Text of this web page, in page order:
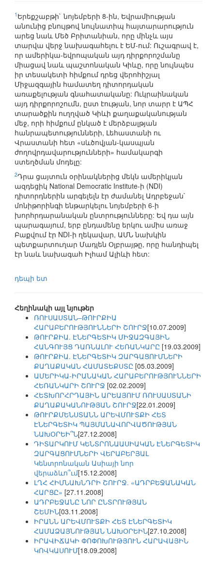
1 Երեքշաբթի` նոյեմբերի 8-ին, Եվրամիության
անունից բնույթով նույնատիպ հայտարարություն
արեց նաև Մեծ Բրիտանիան, որը մինչև այս
տարվա վերջ նախագահելու է ԵՄ-ում: Ուշագրավ է,
որ ամերիկա-եվրոպական այդ դիրքորոշմանը
միացավ նաև պաշտոնական Կիևը, որը նույնպես
իր տեսակետի հիմքում դրեց վերոհիշյալ
Միջազգային համատեղ դիտորդական
առաքելության գնահատականը: Ուկրաինական
այդ դիրքորոշումն, ըստ էության, նոր տարր է ԱՊՀ
տարածքին ուղղված Կիևի քաղաքականության
մեջ, որի հիմքում ընկած է մերձբալթյան
հանրապետությունների, Լեհաստանի ու
Վրաստանի հետ «սևծովյան-կասպյան
ժողովրդավարությունների» համակարգի
ստեղծման մոդելը:
2Դրա ցայտուն օրինակներից մեկն ամերիկյան
ազդեցիկ National Democratic Institute-ի (NDI)
դիտորդներին արգելելն էր ժամանել Ադրբեջան`
մոնիթորինգի ենթարկելու նոյեմբերի 6-ի
խորհրդարանական ընտրությունները: Եվ դա այն
պարագայում, երբ ընդամենը երկու ամիս առաջ
Բաքվում էր NDI-ի ղեկավար, ԱՄՆ նախկին
պետքարտուղար Մադլեն Օլբրայթը, որը հանդիպել
էր նաև նախագահ Իլհամ Ալիևի հետ:
դեպի ետ
Հեղինակի այլ նյութեր
ՌՈՒՍԱՍՏԱՆ–ԹՈՒՐՔԻԱ
ՀԱՐԱԲԵՐՈՒԹՅՈՒՆՆԵՐԻ ՇՈՒՐՋ[10.07.2009]
ԹՈՒՐՔԻԱ. ԷՆԵՐԳԵՏԻԿ ՄԻՋԱԶԳԱՅԻՆ
ՀԱՆԳՈՒՅՑ ԴԱՌՆԱԼՈՒ ՀԵՌԱՆԿԱՐԸ [19.03.2009]
ԹՈՒՐՔԻԱ. ԷՆԵՐԳԵՏԻԿ ԶԱՐԳԱՑՈՒՄՆԵՐԻ
ՔԱՂԱՔԱԿԱՆ ՀԱՄԱՏԵՔՍՏԸ [05.03.2009]
ԱՄԵՐԻԿԱ-ԻՐԱՆԱԿԱՆ ՀԱՐԱԲԵՐՈՒԹՅՈՒՆՆԵՐԻ
ՀԵՌԱՆԿԱՐԻ ՇՈՒՐՋ [02.02.2009]
ՀԵՏԽՈՐՀՐԴԱՅԻՆ ԱՐԵԱՅՈՒՄ ՌՈՒՍԱՍՏԱՆԻ
ՔԱՂԱՔԱԿԱՆՈՒԹՅԱՆ ՇՈՒՐՋ[22.01.2009]
ԹՈՒՐՔՄԵՆՍՏԱՆՆ ԱՐԵՎՄՈՒՏՔԻ ՀԵՏ
ԷՆԵՐԳԵՏԻԿ ՊԱՅՄԱՆԱՎՈՐՎԱԾՈՒԹՅԱՆ
ՆԱԽՕՐԵԻ՞Ն[27.12.2008]
ԴԻՏԱՐԿՈՒՄ ԿԵՆՏՐՈՆԱԱՍԻԱԿԱՆ ԷՆԵՐԳԵՏԻԿ
ԶԱՐԳԱՑՈՒՄՆԵՐԻ ՎԵՐԱԲԵՐՅԱԼ
Կենտրոնական Ասիայի նոր
վերաձևո՞ւմ[15.12.2008]
ԼՂՀ ՀԻՄՆԱԽՆԴՐԻ ՇՈՒՐՋ. «ԱԴՐԲԵՋԱՆԱԿԱՆ
ՀԱՐՑԸ» [27.11.2008]
ԱԴՐԲԵՋԱՆԸ ՆՈՐ ԸՆՏՐՈՒԹՅԱՆ
ՇԵՄԻՆ[03.11.2008]
ԻՐԱՆՆ ԱՐԵՎՄՈՒՏՔԻ ՀԵՏ ԷՆԵՐԳԵՏԻԿ
ՀԱՄԱՁԱՅՆՈՒԹՅԱՆ ՆԱԽՕՐԵԻՆ[27.10.2008]
ԻՐԱՎԻՃԱԿԻ ՓՈՓՈԽՈՒԹՅՈՒՆ ՀԱՐԱՎԱՅԻՆ
ԿՈՎԿԱՍՈՒՄ[18.09.2008]